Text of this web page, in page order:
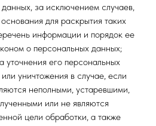
за исключением случаев,
для раскрытия таких
информации и порядок ее
о персональных данных;
уточнения его персональных
уничтожения в случае, если
неполными, устаревшими,
или не являются
цели обработки, а также